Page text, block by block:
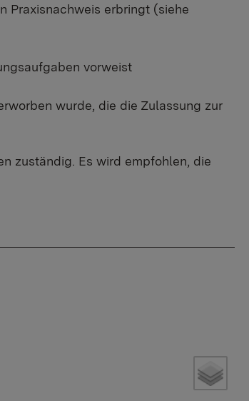
Praxisnachweis erbringt (siehe
vorweist
wurde, die die Zulassung zur
zuständig. Es wird empfohlen, die